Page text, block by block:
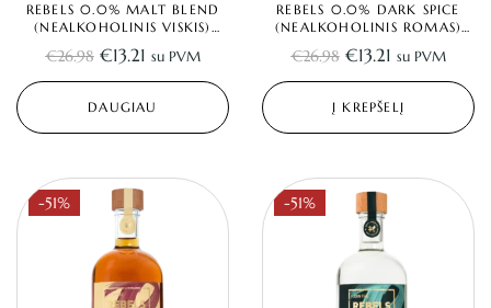
REBELS 0.0% MALT BLEND
(NEALKOHOLINIS VISKIS)
0.5L
€26.98 €13.21 su PVM
DAUGIAU
REBELS 0.0% DARK SPICE
(NEALKOHOLINIS ROMAS)
0.5L
€26.98 €13.21 su PVM
Į KREPŠELĮ
-51% -51%